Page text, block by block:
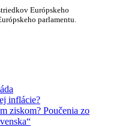
Európskeho
parlamentu.
inflácie?
ziskom? Poučenia zo